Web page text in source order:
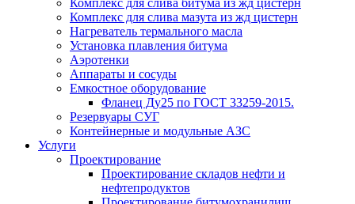
Комплекс для слива битума из жд цистерн
Комплекс для слива мазута из жд цистерн
Нагреватель термального масла
Установка плавления битума
Аэротенки
Аппараты и сосуды
Емкостное оборудование
Фланец Ду25 по ГОСТ 33259-2015.
Резервуары СУГ
Контейнерные и модульные АЗС
Услуги
Проектирование
Проектирование складов нефти и
нефтепродуктов